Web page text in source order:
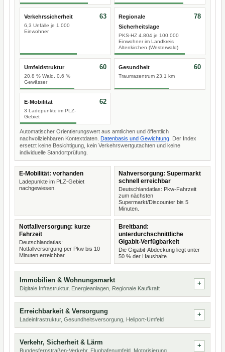
Verkehrssicherheit
6,3 Unfälle je 1.000
Einwohner
63
Regionale
Sicherheitslage
PKS-HZ 4.804 je 100.000
Einwohner im Landkreis
Altenkirchen (Westerwald)
78
Umfeldstruktur
20,8 % Wald, 0,6 %
Gewässer
60 Gesundheit
Traumazentrum 23,1 km
60
E-Mobilität
3 Ladepunkte im PLZ-
Gebiet
62
Automatischer Orientierungswert aus amtlichen und öffentlich
nachvollziehbaren Kontextdaten. Datenbasis und Gewichtung . Der Index
ersetzt keine Besichtigung, kein Verkehrswertgutachten und keine
individuelle Standortprüfung.
E-Mobilität: vorhanden
Ladepunkte im PLZ-Gebiet
nachgewiesen.
Nahversorgung: Supermarkt
schnell erreichbar
Deutschlandatlas: Pkw-Fahrzeit
zum nächsten
Supermarkt/Discounter bis 5
Minuten.
Notfallversorgung: kurze
Fahrzeit
Deutschlandatlas:
Notfallversorgung per Pkw bis 10
Minuten erreichbar.
Breitband:
unterdurchschnittliche
Gigabit-Verfügbarkeit
Die Gigabit-Abdeckung liegt unter
50 % der Haushalte.
Immobilien & Wohnungsmarkt
Digitale Infrastruktur, Energieanlagen, Regionale Kaufkraft
Erreichbarkeit & Versorgung
Ladeinfrastruktur, Gesundheitsversorgung, Heliport-Umfeld
Verkehr, Sicherheit & Lärm
Bundesfernstraßen-Verkehr, Flughafenumfeld, Motorisierung